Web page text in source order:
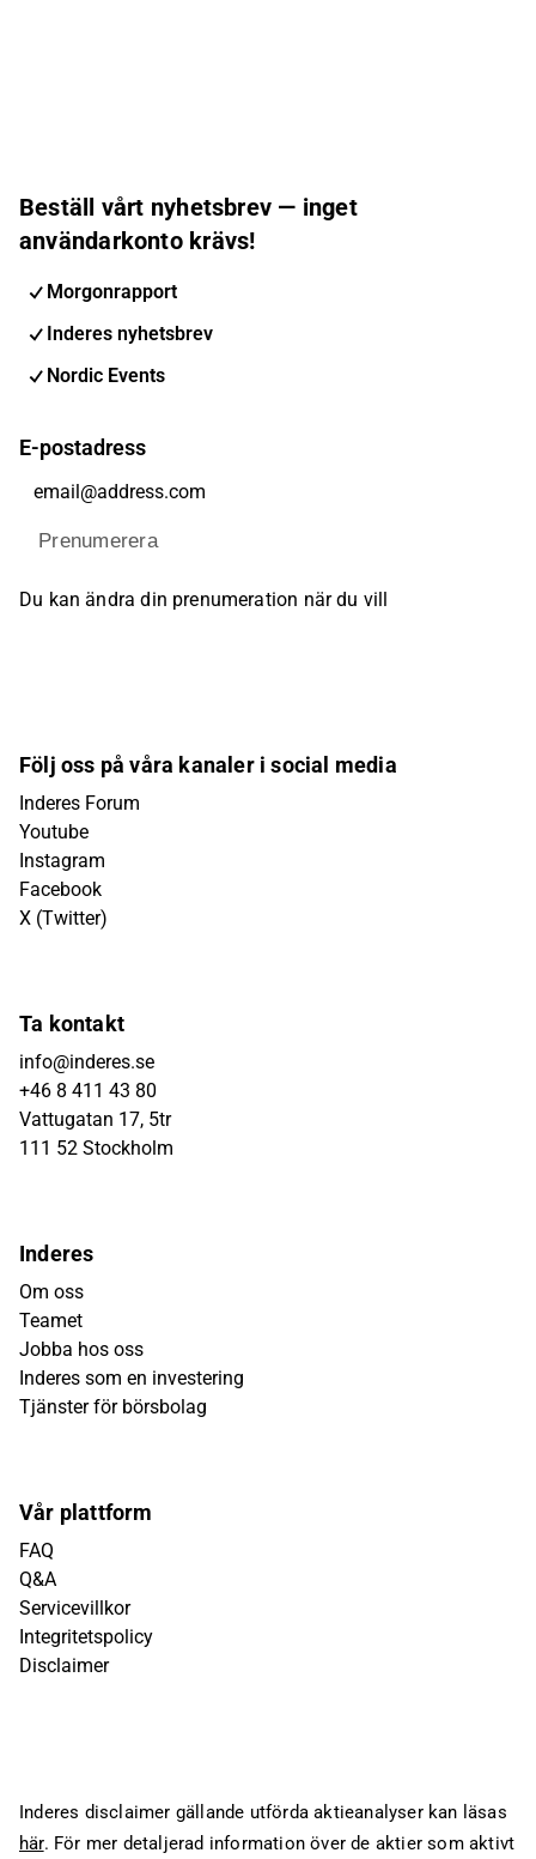
Beställ vårt nyhetsbrev — inget
användarkonto krävs!
Morgonrapport
Inderes nyhetsbrev
Nordic Events
E-postadress
Prenumerera
Du kan ändra din prenumeration när du vill
Följ oss på våra kanaler i social media
Inderes Forum
Youtube
Instagram
Facebook
X (Twitter)
Ta kontakt
info@inderes.se
+46 8 411 43 80
Vattugatan 17, 5tr
111 52 Stockholm
Inderes
Om oss
Teamet
Jobba hos oss
Inderes som en investering
Tjänster för börsbolag
Vår plattform
FAQ
Q&A
Servicevillkor
Integritetspolicy
Disclaimer
Inderes disclaimer gällande utförda aktieanalyser kan läsas
här. För mer detaljerad information över de aktier som aktivt